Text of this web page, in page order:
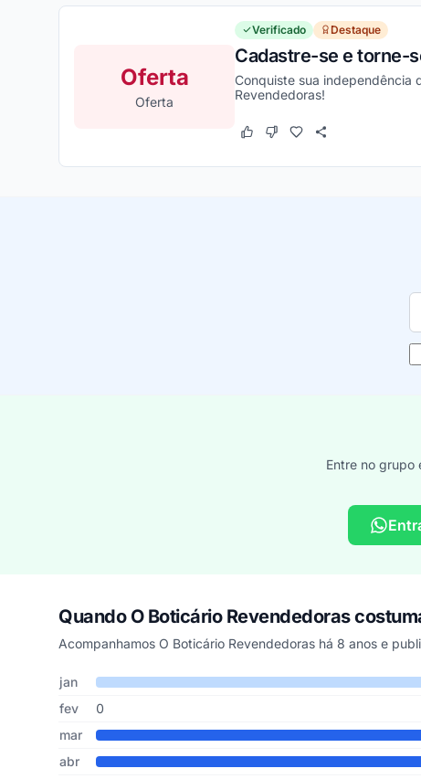
Oferta
Oferta
Verificado Destaque
Cadastre-se e torne-
Conquiste sua independência
Revendedoras!
Este cupom funcionou
Este cupom não funcionou
Entre no grupo
Quando O Boticário Revendedoras
Acompanhamos O Boticário Revendedoras há 8 anos e
Cupons de O Boticário Revendedoras publicados por mês,
Mês Cupons publicadosDesconto médio
jan
fev
0
mar
abr